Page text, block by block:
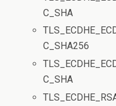
C_SHA
C_SHA256
C_SHA